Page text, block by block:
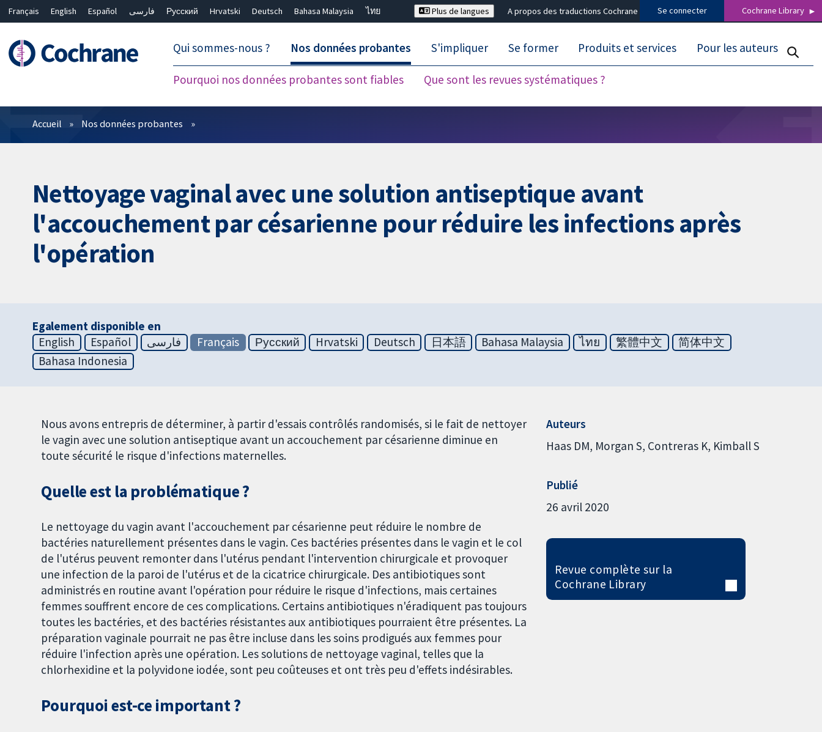
Français English Español فارسی Русский Hrvatski Deutsch Bahasa Malaysia
ไทย
Plus de langues A propos des traductions Cochrane Se connecter Cochrane Library
Qui sommes-nous ? Nos données probantes
Pourquoi nos données probantes sont fiables Que sont les revues systématiques ?
S'impliquer Se former Produits et services Pour les auteurs
Filtres
Accueil Nos données probantes
Nettoyage vaginal avec une solution antiseptique avant
l'accouchement par césarienne pour réduire les infections après
l'opération
Egalement disponible en
English
Español فارسی Français Русский Hrvatski Deutsch 日本語 Bahasa Malaysia ไทย 繁體中文
简体中文
Bahasa Indonesia
Nous avons entrepris de déterminer, à partir d'essais contrôlés randomisés, si le fait de nettoyer
le vagin avec une solution antiseptique avant un accouchement par césarienne diminue en
toute sécurité le risque d'infections maternelles.
Quelle est la problématique ?
Le nettoyage du vagin avant l'accouchement par césarienne peut réduire le nombre de
bactéries naturellement présentes dans le vagin. Ces bactéries présentes dans le vagin et le col
de l'utérus peuvent remonter dans l'utérus pendant l'intervention chirurgicale et provoquer
une infection de la paroi de l'utérus et de la cicatrice chirurgicale. Des antibiotiques sont
administrés en routine avant l'opération pour réduire le risque d'infections, mais certaines
femmes souffrent encore de ces complications. Certains antibiotiques n'éradiquent pas toujours
toutes les bactéries, et des bactéries résistantes aux antibiotiques pourraient être présentes. La
préparation vaginale pourrait ne pas être incluse dans les soins prodigués aux femmes pour
réduire l'infection après une opération. Les solutions de nettoyage vaginal, telles que la
chlorhexidine et la polyvidone iodée, sont peu coûteuses et ont très peu d'effets indésirables.
Pourquoi est-ce important ?
Auteurs
Haas DM Morgan S Contreras K Kimball S
Publié
26 avril 2020
Revue complète sur la
Cochrane Library